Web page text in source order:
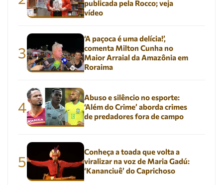
publicada pela Rocco; veja
vídeo
3
‘A paçoca é uma delícia!’,
comenta Milton Cunha no
Maior Arraial da Amazônia em
Roraima
4
Abuso e silêncio no esporte:
‘Além do Crime’ aborda crimes
de predadores fora de campo
5
Conheça a toada que volta a
viralizar na voz de Maria Gadú:
‘Kananciuê’ do Caprichoso